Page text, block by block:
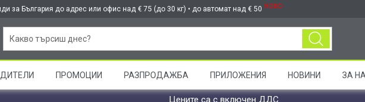
за България до адрес или офис над € 75 (до 30 кг) • до автомат над € 50 НОВО
ПРОМОЦИИ РАЗПРОДАЖБА ПРИЛОЖЕНИЯ НОВИНИ ЗА
Цените са с включен ДДС